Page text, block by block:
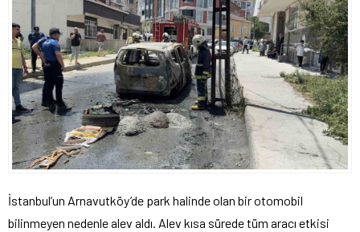
İstanbul’un Arnavutköy’de park halinde olan bir otomobil
bilinmeyen nedenle alev aldı. Alev kısa sürede tüm aracı etkisi